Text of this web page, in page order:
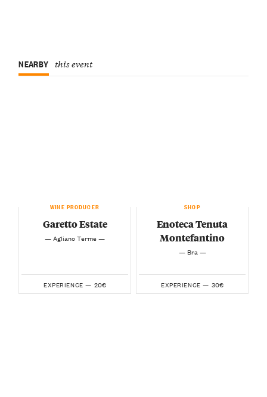
NEARBY this event
WINE PRODUCER
Garetto Estate
— Agliano Terme —
EXPERIENCE — 20€
SHOP
Enoteca Tenuta
Montefantino
— Bra —
EXPERIENCE — 30€